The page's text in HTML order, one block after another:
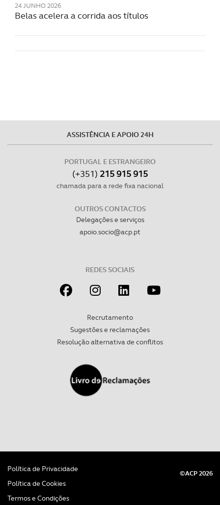
24 JUNHO 2026
Belas acelera a corrida aos títulos
ASSISTÊNCIA E APOIO 24H
PORTUGAL E ESTRANGEIRO
(+351) 215 915 915
chamada para a rede fixa nacional
OUTROS CONTACTOS
Delegações e serviços
apoio.socio@acp.pt
REDES SOCIAIS
Recrutamento
Sugestões e reclamações
Resolução alternativa de conflitos
Política de Privacidade
Política de Cookies
Termos e Condições
©ACP 2026